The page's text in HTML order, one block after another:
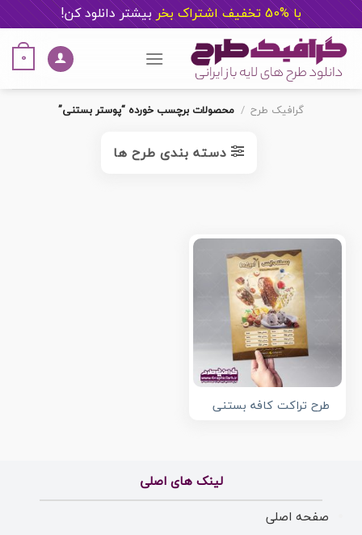
با %50 تخفیف اشتراک بخر بیشتر دانلود کن!
content
0
گرافیک طرح / محصولات برچسب خورده “پوستر بستنی”
دسته بندی طرح ها
طرح تراکت کافه بستنی
لینک های اصلی
صفحه اصلی